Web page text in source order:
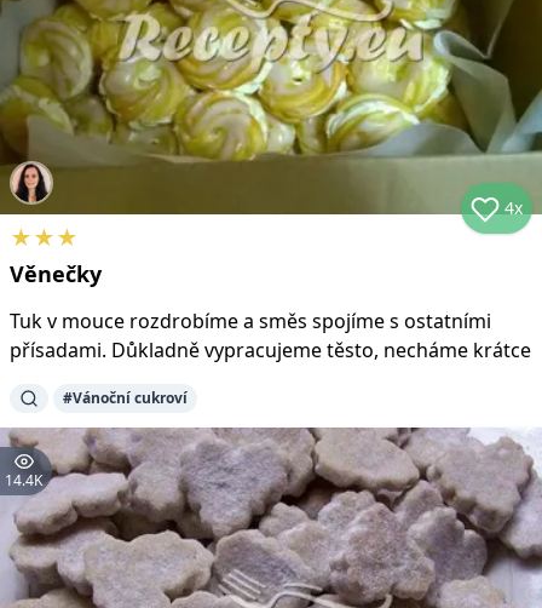
4x
★★★
Věnečky
Tuk v mouce rozdrobíme a směs spojíme s ostatními
přísadami. Důkladně vypracujeme těsto, necháme krátce
#Vánoční cukroví
14.4K